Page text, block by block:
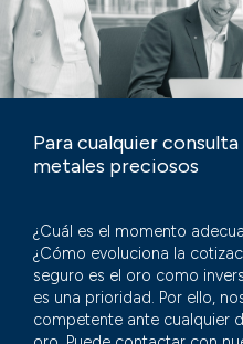
Para cualquier
metales preciosos
¿Cuál es el momento
¿Cómo evoluciona la
seguro es el oro como
es una prioridad. Por ello,
competente ante cualquier